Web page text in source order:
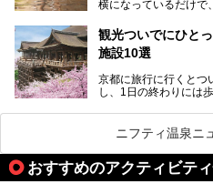
ウナを楽しみましょう
横になっているだけで
地元の方はもちろん
観光のついでに岩盤浴
今回は京都にある岩盤
観光ついでにひと
施設10選
京都に旅行に行くとつ
し、1日の終わりには
そんな疲れた身体には
も素晴らしい温泉が
できるおすすめの温
ニフティ温泉ニ
おすすめのアクティビテ